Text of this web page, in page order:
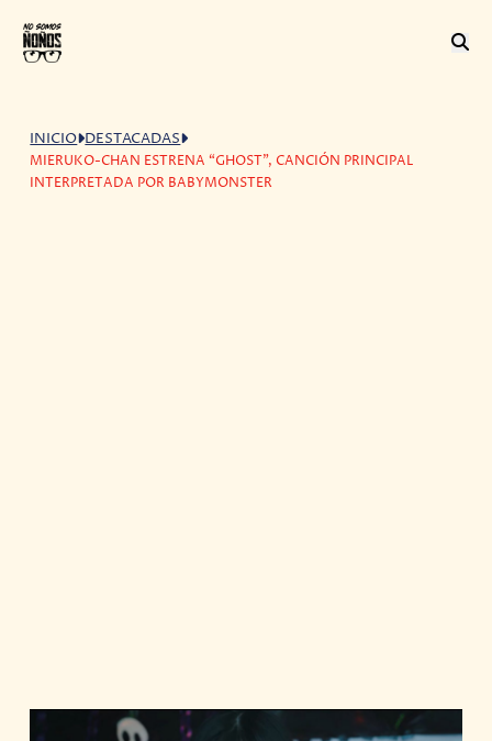
INICIO DESTACADAS
MIERUKO-CHAN ESTRENA “GHOST”, CANCIÓN PRINCIPAL
INTERPRETADA POR BABYMONSTER